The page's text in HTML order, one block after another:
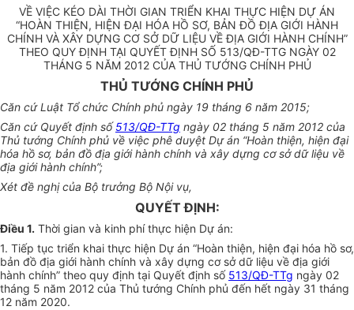
VỀ VIỆC KÉO DÀI THỜI GIAN TRIỂN KHAI THỰC HIỆN DỰ ÁN
“HOÀN THIỆN, HIỆN ĐẠI HÓA HỒ SƠ, BẢN ĐỒ ĐỊA GIỚI HÀNH
CHÍNH VÀ XÂY DỰNG CƠ SỞ DỮ LIỆU VỀ ĐỊA GIỚI HÀNH CHÍNH”
THEO QUY ĐỊNH TẠI QUYẾT ĐỊNH SỐ 513/QĐ-TTG NGÀY 02
THÁNG 5 NĂM 2012 CỦA THỦ TƯỚNG CHÍNH PHỦ
THỦ TƯỚNG CHÍNH PHỦ
Căn cứ Luật Tổ chức Chính phủ ngày 19 tháng 6 năm 2015;
Căn cứ Quyết định số513/QĐ-TTg ngày 02 tháng 5 năm 2012 của
Thủ tướng Chính phủ về việc phê duyệt Dự án “Hoàn thiện, hiện đại
hóa hồ sơ, bản đồ địa giới hành chính và xây dựng cơ sở dữ liệu về
địa giới hành chính”;
Xét đề nghị của Bộ trưởng Bộ Nội vụ,
QUYẾT ĐỊNH:
Điều 1. Thời gian và kinh phí thực hiện Dự án:
1. Tiếp tục triển khai thực hiện Dự án “Hoàn thiện, hiện đại hóa hồ sơ,
bản đồ địa giới hành chính và xây dựng cơ sở dữ liệu về địa giới
hành chính” theo quy định tại Quyết định số 513/QĐ-TTg ngày 02
tháng 5 năm 2012 của Thủ tướng Chính phủ đến hết ngày 31 tháng
12 năm 2020.